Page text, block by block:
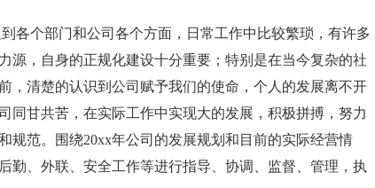
各个部门和公司各个方面，日常工作中比较繁琐，有许多
源，自身的正规化建设十分重要；特别是在当今复杂的社
，清楚的认识到公司赋予我们的使命，个人的发展离不开
同甘共苦，在实际工作中实现大的发展，积极拼搏，努力
规范。围绕20xx年公司的发展规划和目前的实际经营情
勤、外联、安全工作等进行指导、协调、监督、管理，执